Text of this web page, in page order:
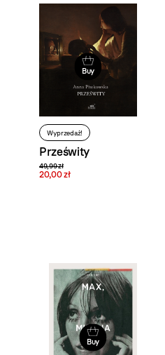
Buy
Wyprzedaż!
Prześwity
49,99 zł
20,00 zł
Buy